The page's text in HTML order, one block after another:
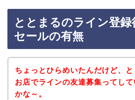
ととまるのライン登録
セールの有無
ちょっとひらめいたんだけど、
お店でラインの友達募集ってし
かな～。